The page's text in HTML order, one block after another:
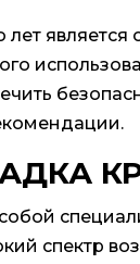
спектр